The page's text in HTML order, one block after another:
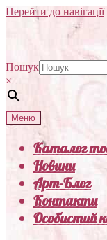
Перейти до навігації
Пошук
×
Меню
Каталог
Новини
Арт-Блог
Контакти
Особистий